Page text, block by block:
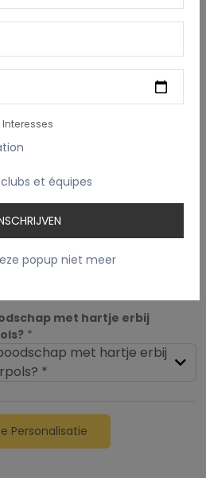
met hartje erbij
*
met hartje erbij
*
Personalisatie
Interesses
et équipes
popup niet meer